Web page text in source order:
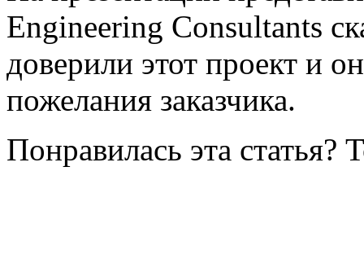
Engineering Consultants
доверили этот проект и
пожелания заказчика.
Понравилась эта статья?